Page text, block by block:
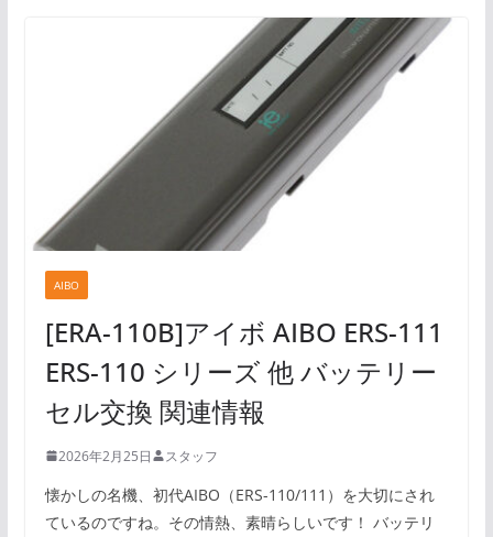
AIBO
[ERA-110B]アイボ AIBO ERS-111
ERS-110 シリーズ 他 バッテリー
セル交換 関連情報
2026年2月25日 スタッフ
懐かしの名機、初代AIBO（ERS-110/111）を大切にされ
ているのですね。その情熱、素晴らしいです！ バッテリ